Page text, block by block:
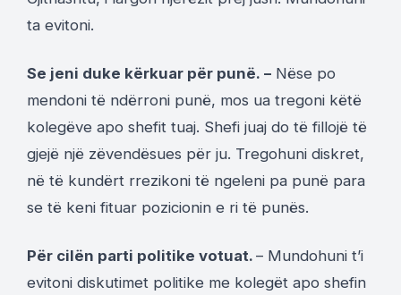
ta evitoni.
Se jeni duke kërkuar për punë. – Nëse po
mendoni të ndërroni punë, mos ua tregoni këtë
kolegëve apo shefit tuaj. Shefi juaj do të fillojë të
gjejë një zëvendësues për ju. Tregohuni diskret,
në të kundërt rrezikoni të ngeleni pa punë para
se të keni fituar pozicionin e ri të punës.
Për cilën parti politike votuat. – Mundohuni t’i
evitoni diskutimet politike me kolegët apo shefin